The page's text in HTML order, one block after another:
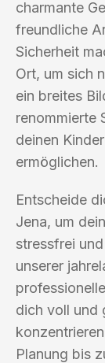
charmante
freundliche
Sicherheit
Ort, um sich
ein breites
renommierte
deinen
ermöglichen.
Entscheide
Jena, um
stressfrei
unserer
dich voll und
Planung bis